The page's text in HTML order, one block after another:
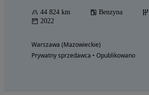
44 824 km Benzyna
2022
Warszawa (Mazowieckie)
Prywatny sprzedawca • Opublikowano